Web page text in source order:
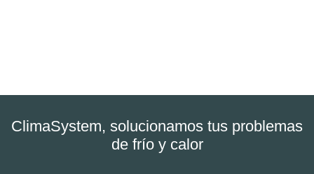
ClimaSystem, solucionamos tus problemas
de frío y calor